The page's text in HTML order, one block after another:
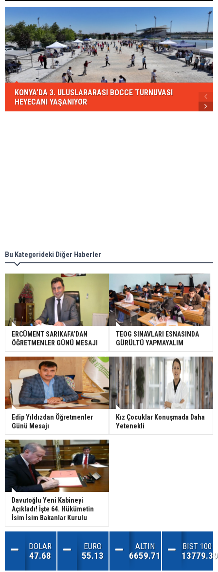
KONYA’DA 3. ULUSLARARASI BOCCE TURNUVASI
HEYECANI YAŞANIYOR
Bu Kategorideki Diğer Haberler
ERCÜMENT SARIKAFA’DAN
ÖĞRETMENLER GÜNÜ MESAJI
TEOG SINAVLARI ESNASINDA
GÜRÜLTÜ YAPMAYALIM
Edip Yıldızdan Öğretmenler
Günü Mesajı
Kız Çocuklar Konuşmada Daha
Yetenekli
Davutoğlu Yeni Kabineyi
Açıkladı! İşte 64. Hükümetin
İsim İsim Bakanlar Kurulu
DOLAR
47.68
EURO
55.13
ALTIN
6659.71
BIST 100
13779.39